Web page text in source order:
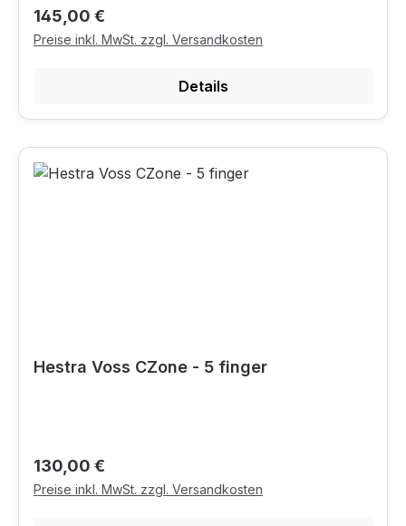
Regulärer Preis:
145,00 €
Preise inkl. MwSt. zzgl. Versandkosten
Details
Hestra Voss CZone - 5 finger
Regulärer Preis:
130,00 €
Preise inkl. MwSt. zzgl. Versandkosten